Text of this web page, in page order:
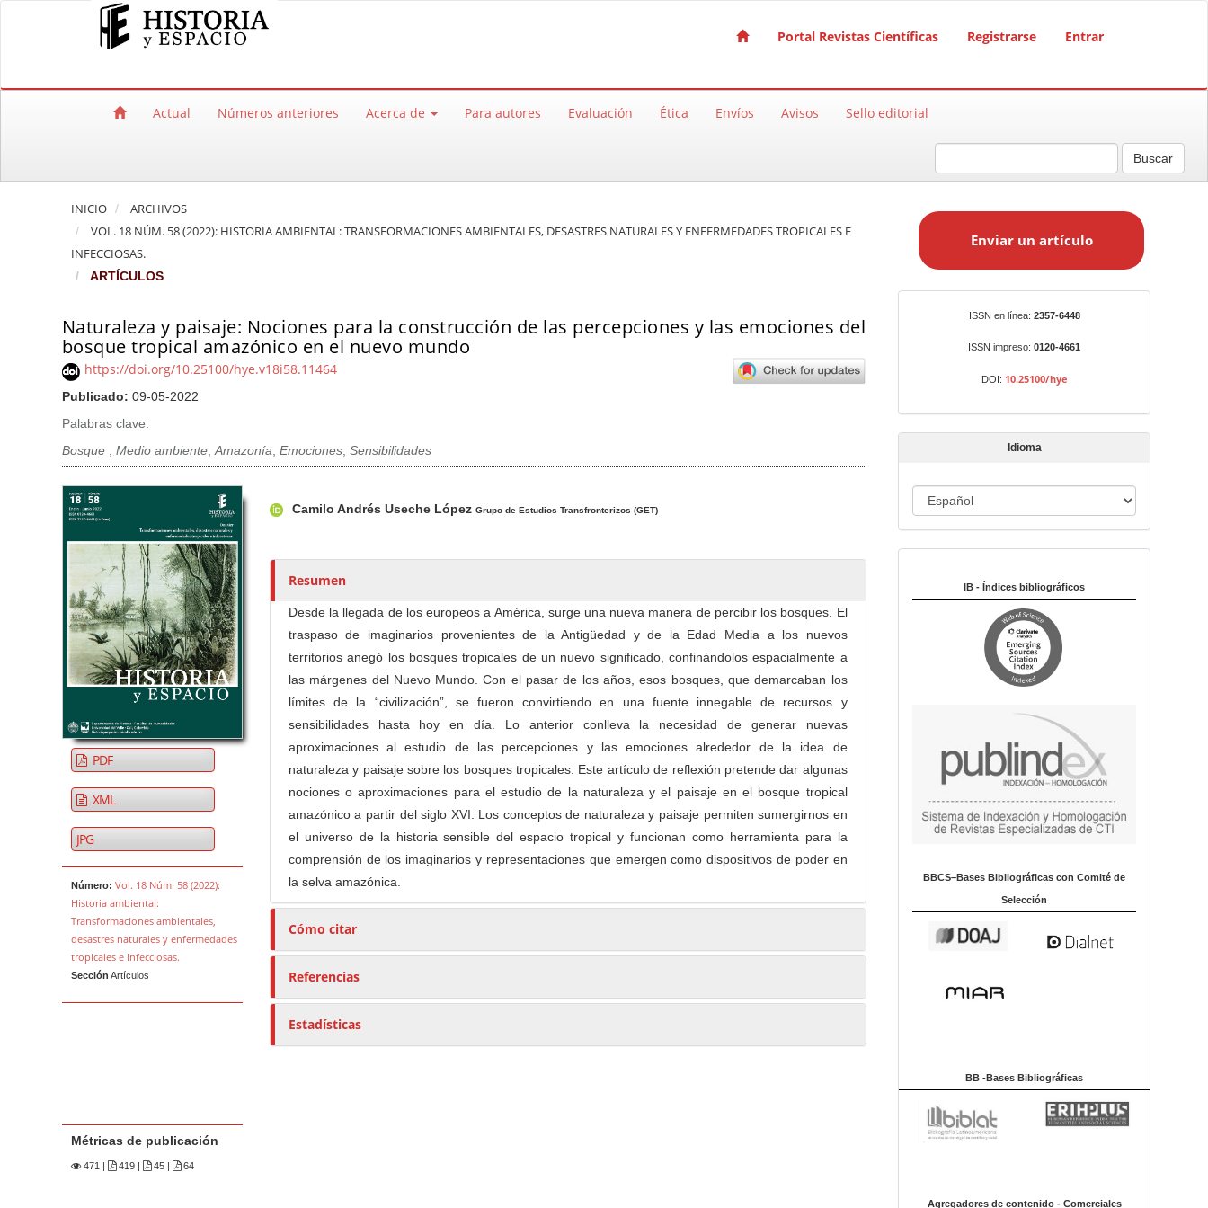
Salto rápido al contenido de la página
Navegación principal
Portal Revistas Científicas Registrarse Entrar
Actual Números anteriores Acerca de Para autores Evaluación Ética Envíos Avisos Sello editorial
Buscar
INICIO
ARCHIVOS
VOL. 18 NÚM. 58 (2022): HISTORIA AMBIENTAL: TRANSFORMACIONES AMBIENTALES, DESASTRES NATURALES Y ENFERMEDADES TROPICALES E
INFECCIOSAS.
ARTÍCULOS
Naturaleza y paisaje: Nociones para la construcción de las percepciones y las emociones del
bosque tropical amazónico en el nuevo mundo
https://doi.org/10.25100/hye.v18i58.11464
Publicado: 09-05-2022
Palabras clave:
Bosque , Medio ambiente,Amazonía, Emociones, Sensibilidades
Barra lateral del artículo
PDF
XML
JPG
Número: Vol. 18 Núm. 58 (2022):
Historia ambiental:
Transformaciones ambientales,
desastres naturales y enfermedades
tropicales e infecciosas.
Sección Artículos
Métricas de publicación
471 | 419 | 45 | 64
u
o
e
Camilo Andrés Useche López Grupo de Estudios Transfronterizos (GET)
Resumen
Desde la llegada de los europeos a América, surge una nueva manera de percibir los bosques. El
traspaso de imaginarios provenientes de la Antigüedad y de la Edad Media a los nuevos
territorios anegó los bosques tropicales de un nuevo significado, confinándolos espacialmente a
las márgenes del Nuevo Mundo. Con el pasar de los años, esos bosques, que demarcaban los
límites de la “civilización”, se fueron convirtiendo en una fuente innegable de recursos y
sensibilidades hasta hoy en día. Lo anterior conlleva la necesidad de generar nuevas
aproximaciones al estudio de las percepciones y las emociones alrededor de la idea de
naturaleza y paisaje sobre los bosques tropicales. Este artículo de reflexión pretende dar algunas
nociones o aproximaciones para el estudio de la naturaleza y el paisaje en el bosque tropical
amazónico a partir del siglo XVI. Los conceptos de naturaleza y paisaje permiten sumergirnos en
el universo de la historia sensible del espacio tropical y funcionan como herramienta para la
comprensión de los imaginarios y representaciones que emergen como dispositivos de poder en
la selva amazónica.
Cómo citar
Referencias
Estadísticas
a
t
í
o
Enviar un artículo
ISSN en línea: 2357-6448
ISSN impreso: 0120-4661
DOI: 10.25100/hye
Idioma
d
m
a
IB - Índices bibliográficos
BBCS–Bases Bibliográficas con Comité de
Selección
BB -Bases Bibliográficas
Agregadores de contenido - Comerciales